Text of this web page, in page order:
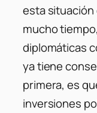
esta situación
mucho
diplomáticas
ya tiene
primera, es
inversiones